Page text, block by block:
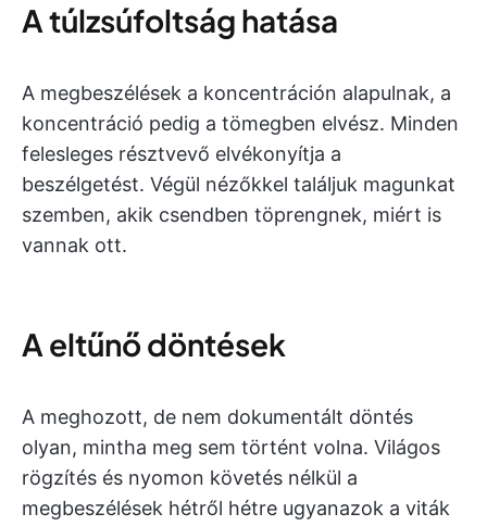
A túlzsúfoltság hatása
A megbeszélések a koncentráción alapulnak, a
koncentráció pedig a tömegben elvész. Minden
felesleges résztvevő elvékonyítja a
beszélgetést. Végül nézőkkel találjuk magunkat
szemben, akik csendben töprengnek, miért is
vannak ott.
A eltűnő döntések
A meghozott, de nem dokumentált döntés
olyan, mintha meg sem történt volna. Világos
rögzítés és nyomon követés nélkül a
megbeszélések hétről hétre ugyanazok a viták